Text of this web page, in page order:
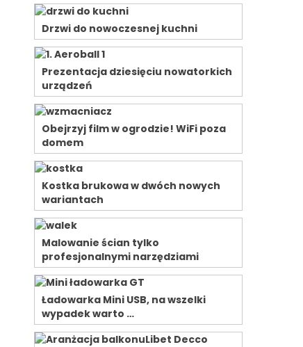
Drzwi do nowoczesnej kuchni
Prezentacja dziesięciu nowatorkich
urządzeń
Obejrzyj film w ogrodzie! WiFi poza
domem
Kostka brukowa w dwóch nowych
wariantach
Malowanie ścian tylko
profesjonalnymi narzędziami
Ładowarka Mini USB, na wszelki
wypadek warto …